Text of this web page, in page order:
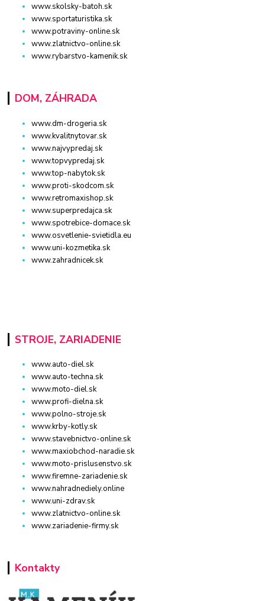
www.skolsky-batoh.sk
www.sportaturistika.sk
www.potraviny-online.sk
www.zlatnictvo-online.sk
www.rybarstvo-kamenik.sk
DOM, ZÁHRADA
www.dm-drogeria.sk
www.kvalitnytovar.sk
www.najvypredaj.sk
www.topvypredaj.sk
www.top-nabytok.sk
www.proti-skodcom.sk
www.retromaxishop.sk
www.superpredajca.sk
www.spotrebice-domace.sk
www.osvetlenie-svietidla.eu
www.uni-kozmetika.sk
www.zahradnicek.sk
STROJE, ZARIADENIE
www.auto-diel.sk
www.auto-techna.sk
www.moto-diel.sk
www.profi-dielna.sk
www.polno-stroje.sk
www.krby-kotly.sk
www.stavebnictvo-online.sk
www.maxiobchod-naradie.sk
www.moto-prislusenstvo.sk
www.firemne-zariadenie.sk
www.nahradnediely.online
www.uni-zdrav.sk
www.zlatnictvo-online.sk
www.zariadenie-firmy.sk
Kontakty